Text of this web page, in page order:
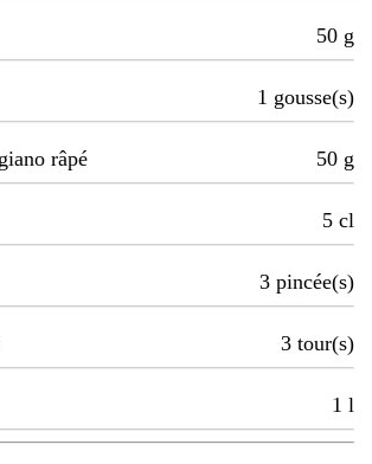
50 g
1 gousse(s)
râpé 50 g
5 cl
3 pincée(s)
3 tour(s)
1 l